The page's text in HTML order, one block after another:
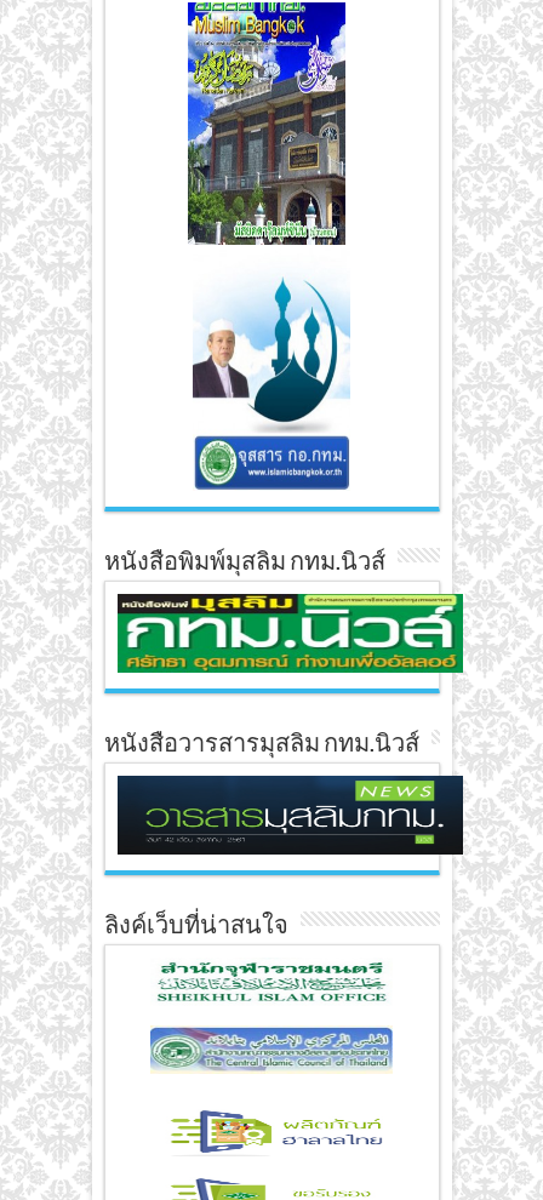
หนังสือพิมพ์มุสลิม กทม.นิวส์
หนังสือวารสารมุสลิม กทม.นิวส์
ลิงค์เว็บที่น่าสนใจ